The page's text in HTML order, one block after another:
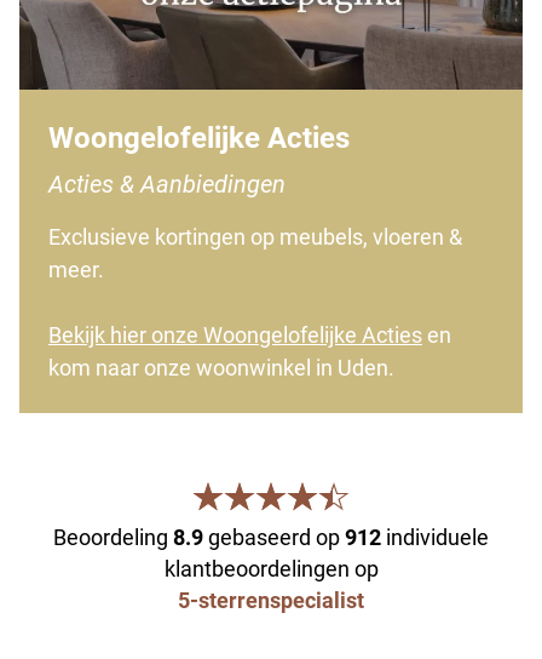
Woongelofelijke Acties
Acties & Aanbiedingen
Exclusieve kortingen op meubels, vloeren &
meer.
Bekijk hier onze Woongelofelijke Acties en
kom naar onze woonwinkel in Uden.
Beoordeling 8.9gebaseerd op912 individuele
klantbeoordelingen op
5-sterrenspecialist